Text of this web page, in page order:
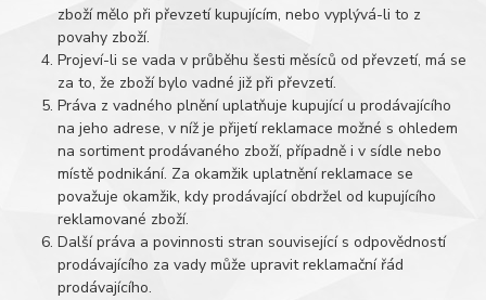
zboží mělo při převzetí kupujícím, nebo vyplývá-li to z
povahy zboží.
Projeví-li se vada v průběhu šesti měsíců od převzetí, má se
za to, že zboží bylo vadné již při převzetí.
Práva z vadného plnění uplatňuje kupující u prodávajícího
na jeho adrese, v níž je přijetí reklamace možné s ohledem
na sortiment prodávaného zboží, případně i v sídle nebo
místě podnikání. Za okamžik uplatnění reklamace se
považuje okamžik, kdy prodávající obdržel od kupujícího
reklamované zboží.
Další práva a povinnosti stran související s odpovědností
prodávajícího za vady může upravit reklamační řád
prodávajícího.